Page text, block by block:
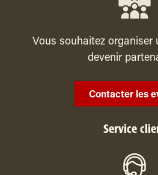
Vous souhaitez organiser
devenir
Contacter les
Service